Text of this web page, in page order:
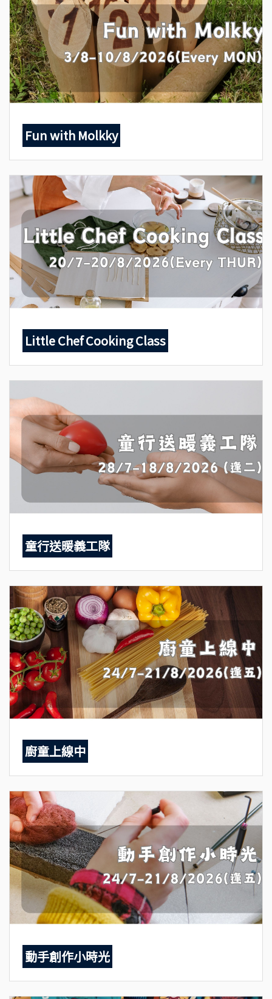
Fun with Molkky
Little Chef Cooking Class
童行送暖義工隊
廚童上線中
動手創作小時光